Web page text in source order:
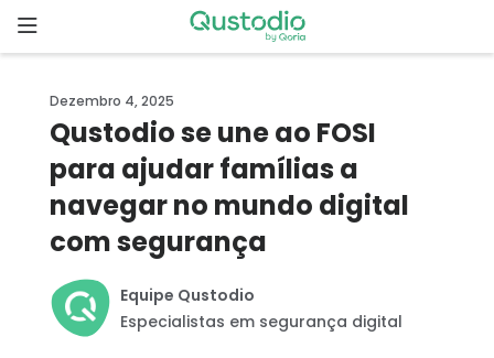
to
content
inicial
Por que o
Qustodio?
Começar
Dezembro 4, 2025
Qustodio se une ao FOSI
para ajudar famílias a
navegar no mundo digital
com segurança
Equipe Qustodio
Especialistas em segurança digital